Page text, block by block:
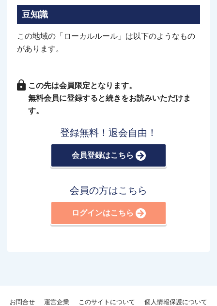
豆知識
この地域の「ローカルルール」は以下のようなもの
があります。
この先は会員限定となります。
無料会員に登録すると続きをお読みいただけま
す。
登録無料！退会自由！
会員登録はこちら
会員の方はこちら
ログインはこちら
お問合せ 運営企業 このサイトについて 個人情報保護について